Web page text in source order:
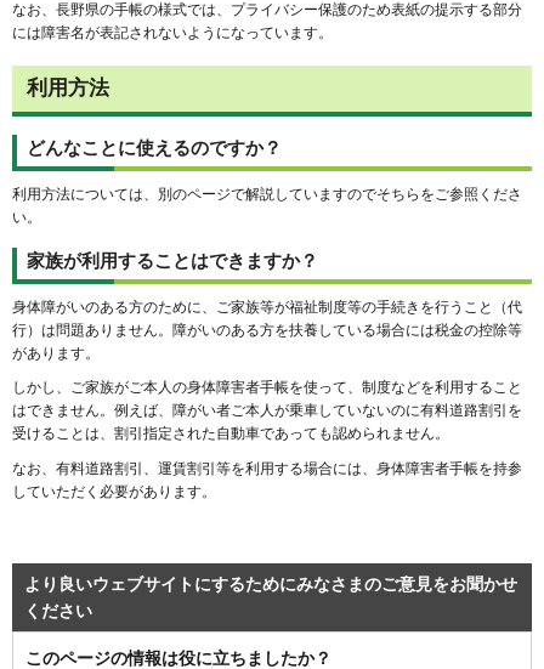
なお、長野県の手帳の様式では、プライバシー保護のため表紙の提示する部分
には障害名が表記されないようになっています。
利用方法
どんなことに使えるのですか？
利用方法については、別のページで解説していますのでそちらをご参照くださ
い。
家族が利用することはできますか？
身体障がいのある方のために、ご家族等が福祉制度等の手続きを行うこと（代
行）は問題ありません。障がいのある方を扶養している場合には税金の控除等
があります。
しかし、ご家族がご本人の身体障害者手帳を使って、制度などを利用すること
はできません。例えば、障がい者ご本人が乗車していないのに有料道路割引を
受けることは、割引指定された自動車であっても認められません。
なお、有料道路割引、運賃割引等を利用する場合には、身体障害者手帳を持参
していただく必要があります。
より良いウェブサイトにするためにみなさまのご意見をお聞かせ
ください
このページの情報は役に立ちましたか？